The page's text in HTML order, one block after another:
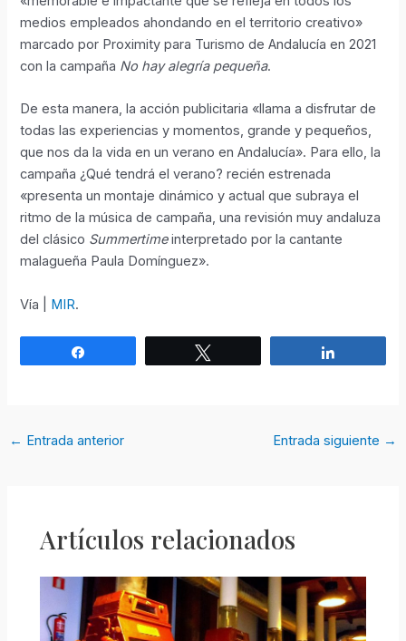
medios empleados ahondando en el territorio creativo»
marcado por Proximity para Turismo de Andalucía en 2021
con la campaña No hay alegría pequeña.
De esta manera, la acción publicitaria «llama a disfrutar de
todas las experiencias y momentos, grande y pequeños,
que nos da la vida en un verano en Andalucía». Para ello, la
campaña ¿Qué tendrá el verano? recién estrenada
«presenta un montaje dinámico y actual que subraya el
ritmo de la música de campaña, una revisión muy andaluza
del clásico Summertimeinterpretado por la cantante
malagueña Paula Domínguez».
Vía | MIR.
← Entrada anterior Entrada siguiente →
Artículos relacionados